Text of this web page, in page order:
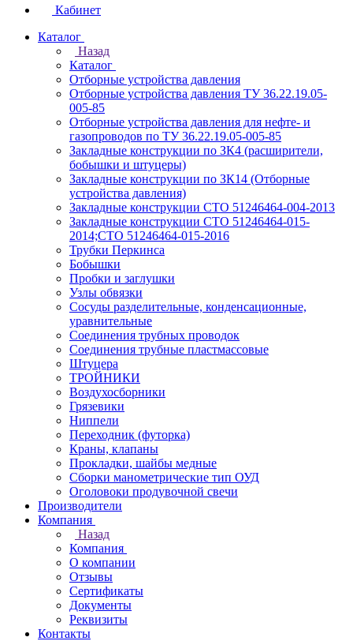
Кабинет
Каталог
Назад
Каталог
Отборные устройства давления
Отборные устройства давления ТУ 36.22.19.05-
005-85
Отборные устройства давления для нефте- и
газопроводов по ТУ 36.22.19.05-005-85
Закладные конструкции по ЗК4 (расширители,
бобышки и штуцеры)
Закладные конструкции по ЗК14 (Отборные
устройства давления)
Закладные конструкции СТО 51246464-004-2013
Закладные конструкции СТО 51246464-015-
2014;СТО 51246464-015-2016
Трубки Перкинса
Бобышки
Пробки и заглушки
Узлы обвязки
Сосуды разделительные, конденсационные,
уравнительные
Соединения трубных проводок
Соединения трубные пластмассовые
Штуцера
ТРОЙНИКИ
Воздухосборники
Грязевики
Ниппели
Переходник (футорка)
Краны, клапаны
Прокладки, шайбы медные
Сборки манометрические тип ОУД
Оголовоки продувочной свечи
Производители
Компания
Назад
Компания
О компании
Отзывы
Сертификаты
Документы
Реквизиты
Контакты